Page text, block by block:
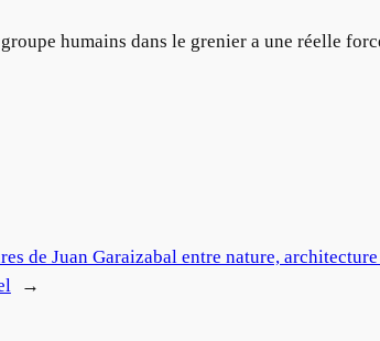
humains dans le grenier a une réelle
de Juan Garaizabal entre nature,
→